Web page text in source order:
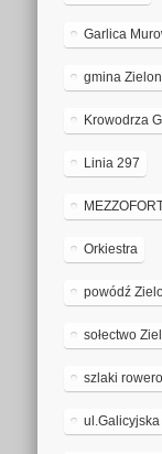
Garlica
gmina
Krowodrza
Linia 297
Orkiestra
powódź
sołectwo
szlaki
ul.Galicyjska